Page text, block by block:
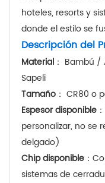
hoteles, resorts y
donde el estilo se
Descripción del
Material ： Bambú
Sapeli
Tamaño ： CR80 o
Espesor disponible
personalizar, no se
delgado)
Chip disponible ：
sistemas de